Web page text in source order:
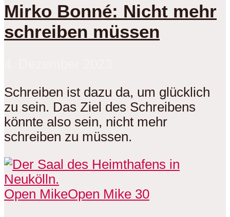
Mirko Bonné: Nicht mehr
schreiben müssen
Schreiben ist dazu da, um glücklich
zu sein. Das Ziel des Schreibens
könnte also sein, nicht mehr
schreiben zu müssen.
Open MikeOpen Mike 30